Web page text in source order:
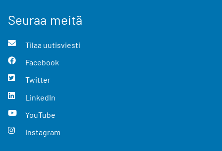
Seuraa meitä
Tilaa uutisviesti
Facebook
Twitter
LinkedIn
YouTube
Instagram